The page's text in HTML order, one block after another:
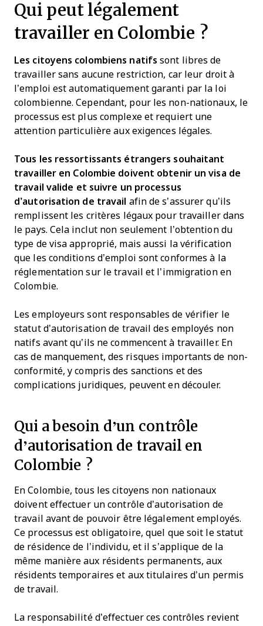
Qui peut légalement
travailler en Colombie ?
Les citoyens colombiens natifs sont libres de
travailler sans aucune restriction, car leur droit à
l’emploi est automatiquement garanti par la loi
colombienne. Cependant, pour les non-nationaux, le
processus est plus complexe et requiert une
attention particulière aux exigences légales.
Tous les ressortissants étrangers souhaitant
travailler en Colombie doivent obtenir unvisa de
travail valide et suivre un processus
d’autorisation de travail afin de s’assurer qu’ils
remplissent les critères légaux pour travailler dans
le pays. Cela inclut non seulement l’obtention du
type de visa approprié, mais aussi la vérification
que les conditions d’emploi sont conformes à la
réglementation sur le travail et l’immigration en
Colombie.
Les employeurs sont responsables de vérifier le
statut d’autorisation de travail des employés non
natifs avant qu’ils ne commencent à travailler. En
cas de manquement, des risques importants de non-
conformité, y compris des sanctions et des
complications juridiques, peuvent en découler.
Qui a besoin d’un contrôle
d’autorisation de travail en
Colombie ?
En Colombie, tous les citoyens non nationaux
doivent effectuer un contrôle d’autorisation de
travail avant de pouvoir être légalement employés.
Ce processus est obligatoire, quel que soit le statut
de résidence de l’individu, et il s’applique de la
même manière aux résidents permanents, aux
résidents temporaires et aux titulaires d’un permis
de travail.
La responsabilité d’effectuer ces contrôles revient